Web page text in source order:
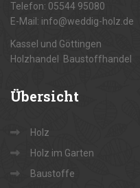
Telefon: 05544 95080
E-Mail: info@weddig-holz.de
Kassel und Göttingen
Holzhandel Baustoffhandel
Übersicht
Holz
Holz im Garten
Baustoffe